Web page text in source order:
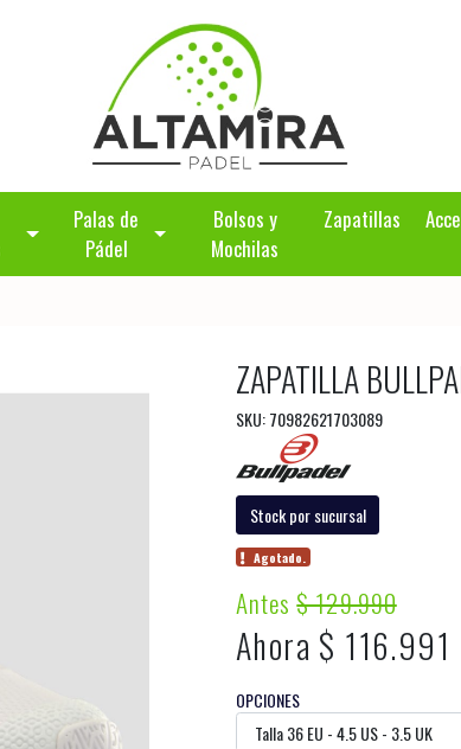
Palas de
Pádel
Bolsos y
Mochilas
Zapatillas
ZAPATILLA
SKU: 70982621703089
Stock por sucursal
Agotado.
Antes$ 129.990
Ahora $ 116.991
OPCIONES